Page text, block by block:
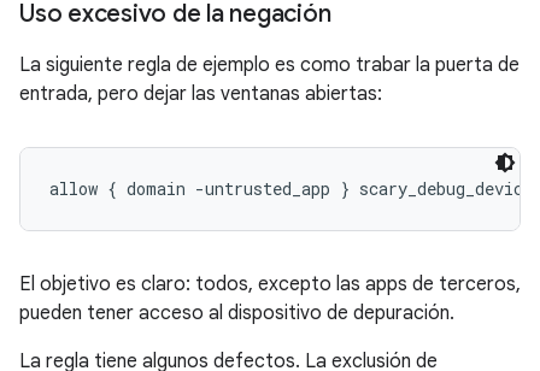
Uso excesivo de la negación
La siguiente regla de ejemplo es como trabar la puerta de
entrada, pero dejar las ventanas abiertas:
allow { domain -untrusted_app }
El objetivo es claro: todos, excepto las apps de terceros,
pueden tener acceso al dispositivo de depuración.
La regla tiene algunos defectos. La exclusión de